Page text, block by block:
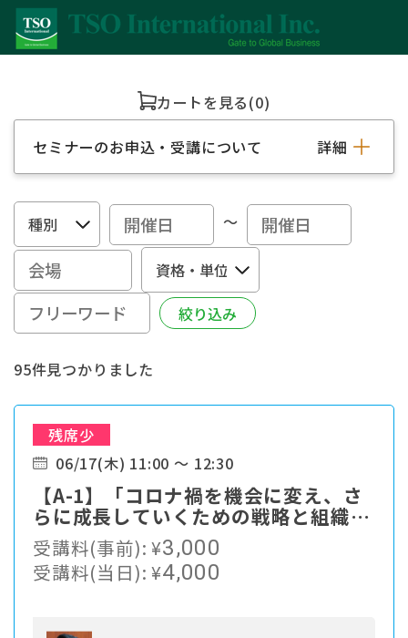
カートを見る(0)
セミナーのお申込・受講について 詳細
～
95件見つかりました
残席少
06/17(木) 11:00 ～ 12:30
【A-1】「コロナ禍を機会に変え、さ
らに成長していくための戦略と組織づ
くり」
受講料(事前):¥3,000
受講料(当日):¥4,000